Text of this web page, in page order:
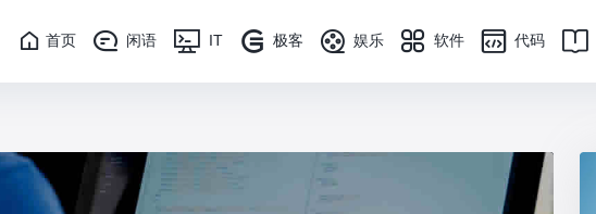
首页 闲语 IT 极客 娱乐 软件 代码